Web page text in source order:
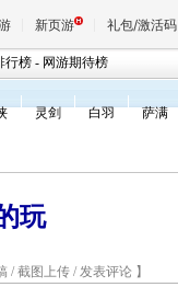
新页游 礼包/激活码
行榜 - 网游期待榜
灵剑 白羽 萨满
玩
/ 截图上传 / 发表评论 】